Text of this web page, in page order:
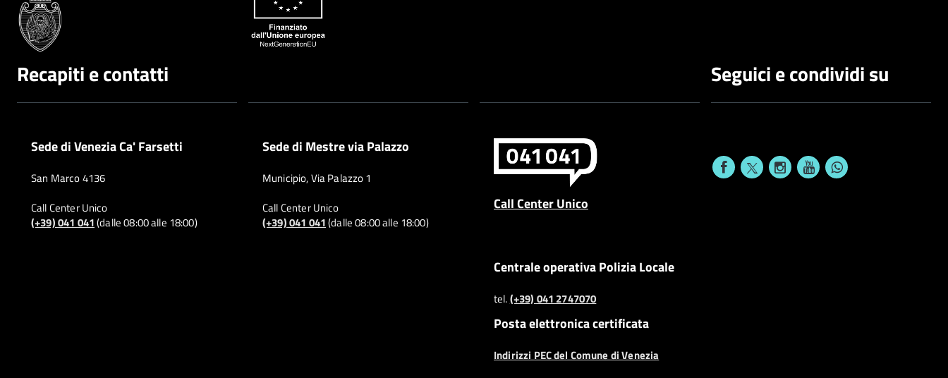
Recapiti e contatti
Sede di Venezia Ca' Farsetti
San Marco 4136
Call Center Unico
(+39) 041 041(dalle 08:00 alle 18:00)
Sede di Mestre via Palazzo
Municipio, Via Palazzo 1
Call Center Unico
(+39) 041 041(dalle 08:00 alle 18:00)
Call Center Unico
Centrale operativa Polizia Locale
tel.(+39) 041 2747070
Posta elettronica certificata
Indirizzi PEC del Comune di Venezia
Seguici e condividi su